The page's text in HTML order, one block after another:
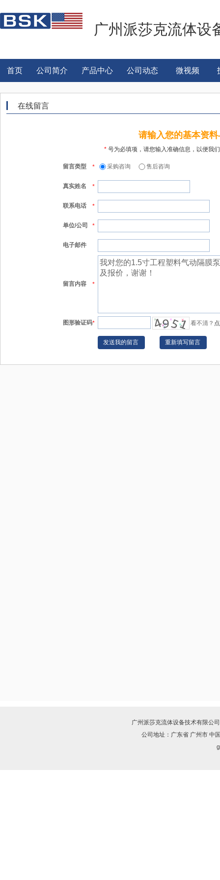
广州派莎克流体设
首页 公司简介 产品中心 公司动态 微视频
在线留言
请输入您的基本资
* 号为必填项，请您输入准确信息，以便我
留言类型 * 采购咨询 售后咨询
真实姓名 *
联系电话 *
单位/公司 *
电子邮件
留言内容 *
图形验证码* 看不清？
广州派莎克流体设备技术有限公司
公司地址：广东省 广州市 中